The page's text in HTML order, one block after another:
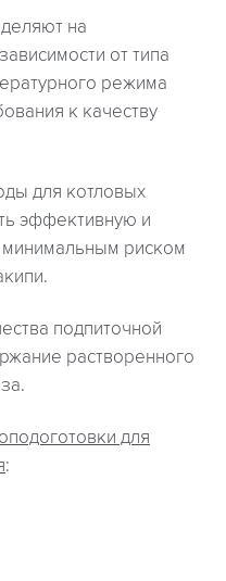
на
от типа
режима
к качеству
для котловых
эффективную и
минимальным риском
подпиточной
растворенного
для
: